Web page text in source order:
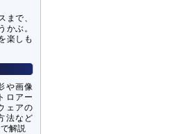
まで、
かぶ。
楽しも
や画像
ロアー
ェアの
法など
解説